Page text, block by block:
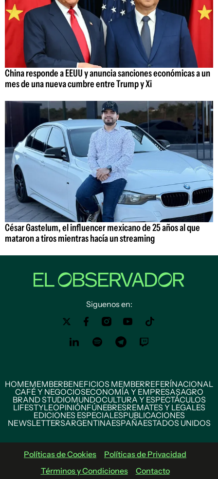
China responde a EEUU y anuncia sanciones económicas a un
mes de una nueva cumbre entre Trump y Xi
César Gastelum, el influencer mexicano de 25 años al que
mataron a tiros mientras hacía un streaming
Siguenos en:
HOMEMEMBERBENEFICIOS MEMBERREFERÍNACIONAL
CAFÉ Y NEGOCIOSECONOMÍA Y EMPRESASAGRO
BRAND STUDIOMUNDOCULTURA Y ESPECTÁCULOS
LIFESTYLEOPINIÓNFÚNEBRESREMATES Y LEGALES
EDICIONES ESPECIALESPUBLICACIONES
NEWSLETTERSARGENTINAESPAÑAESTADOS UNIDOS
Políticas de Cookies
Políticas de Privacidad
Términos y Condiciones
Contacto